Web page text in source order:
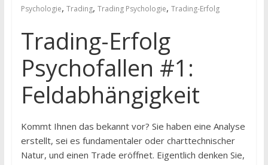
Psychologie, Trading, Trading Psychologie, Trading-Erfolg
Trading-Erfolg
Psychofallen #1:
Feldabhängigkeit
Kommt Ihnen das bekannt vor? Sie haben eine Analyse
erstellt, sei es fundamentaler oder charttechnischer
Natur, und einen Trade eröffnet. Eigentlich denken Sie,